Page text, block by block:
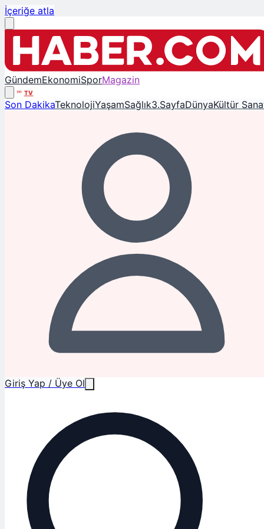
İçeriğe atla
GündemEkonomiSporMagazin
TV
Son DakikaTeknolojiYaşamSağlık3.SayfaDünyaKültür
Giriş Yap / Üye Ol